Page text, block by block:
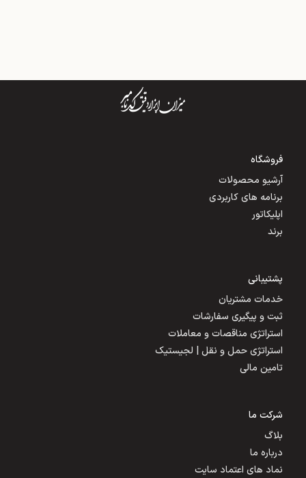
فروشگاه
آرشیو محصولات
برنامه های کاربردی
اپلیکاتور
برند
پشتیبانی
خدمات مشتریان
ثبت و پیگیری سفارشات
استراتژی مناقصات و معاملات
استراتژی حمل و نقل | لجیستیک
تامین مالی
شرکت ما
بلاگ
درباره ما
نماد های اعتماد سایت